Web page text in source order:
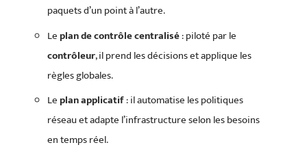
paquets d’un point à l’autre.
Leplan de contrôle centralisé: piloté par le
contrôleur, il prend les décisions et applique les
règles globales.
Leplan applicatif: il automatise les politiques
réseau et adapte l’infrastructure selon les besoins
en temps réel.